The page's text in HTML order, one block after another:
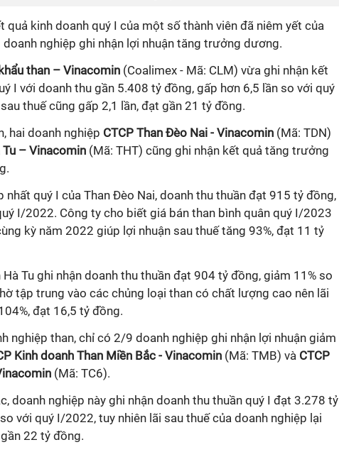
quả kinh doanh quý I của một số thành viên đã niêm yết của
nghiệp ghi nhận lợi nhuận tăng trưởng dương.
than – Vinacomin (Coalimex - Mã: CLM) vừa ghi nhận kết
I với doanh thu gần 5.408 tỷ đồng, gấp hơn 6,5 lần so với quý
thuế cũng gấp 2,1 lần, đạt gần 21 tỷ đồng.
hai doanh nghiệp CTCP Than Đèo Nai - Vinacomin (Mã: TDN)
Tu – Vinacomin (Mã: THT) cũng ghi nhận kết quả tăng trưởng
nhất quý I của Than Đèo Nai, doanh thu thuần đạt 915 tỷ đồng,
I/2022. Công ty cho biết giá bán than bình quân quý I/2023
kỳ năm 2022 giúp lợi nhuận sau thuế tăng 93%, đạt 11 tỷ
Tu ghi nhận doanh thu thuần đạt 904 tỷ đồng, giảm 11% so
tập trung vào các chủng loại than có chất lượng cao nên lãi
đạt 16,5 tỷ đồng.
nghiệp than, chỉ có 2/9 doanh nghiệp ghi nhận lợi nhuận giảm
Kinh doanh Than Miền Bắc - Vinacomin (Mã: TMB) và CTCP
(Mã: TC6).
doanh nghiệp này ghi nhận doanh thu thuần quý I đạt 3.278 tỷ
với quý I/2022, tuy nhiên lãi sau thuế của doanh nghiệp lại
22 tỷ đồng.